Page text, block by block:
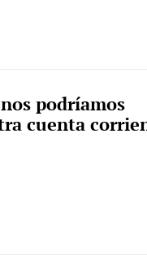
podríamos
cuenta